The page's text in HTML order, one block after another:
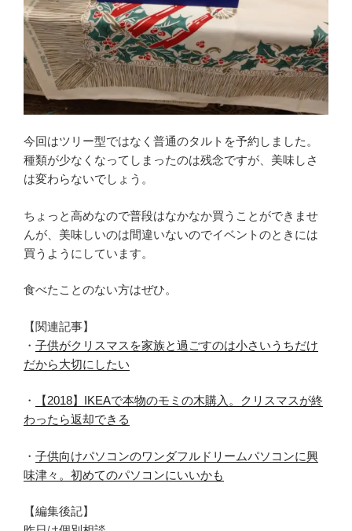
今回はツリー型ではなく普通のタルトを予約しました。
種類が少なくなってしまったのは残念ですが、美味しさ
は変わらないでしょう。
ちょっと高めなので普段はなかなか買うことができませ
んが、美味しいのは間違いないのでイベントのときには
買うようにしています。
食べたことのない方はぜひ。
【関連記事】
・ 子供がクリスマスを家族と過ごすのは小さいうちだけ
だから大切にしたい
・
【2018】IKEAで本物のモミの木購入。クリスマスが終
わったら返却できる
・ 子供向けパソコンのワンダフルドリームパソコンに興
味津々。初めてのパソコンにいいかも
【編集後記】